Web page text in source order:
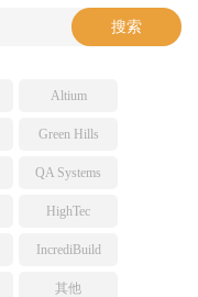
Altium
Green Hills
QA Systems
HighTec
IncrediBuild
其他